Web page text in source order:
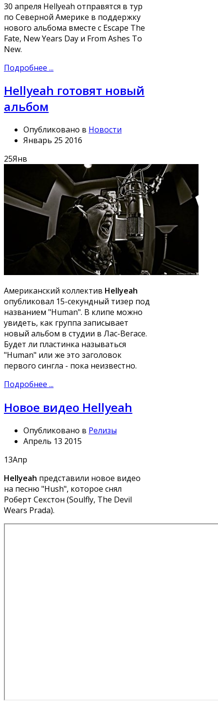
30 апреля Hellyeah отправятся в тур
по Северной Америке в поддержку
нового альбома вместе с Escape The
Fate, New Years Day и From Ashes To
New.
Подробнее ...
Hellyeah готовят новый
альбом
Опубликовано в Новости
Январь 25 2016
25Янв
Американский коллектив Hellyeah
опубликовал 15-секундный тизер под
названием "Human". В клипе можно
увидеть, как группа записывает
новый альбом в студии в Лас-Вегасе.
Будет ли пластинка называться
"Human" или же это заголовок
первого сингла - пока неизвестно.
Подробнее ...
Новое видео Hellyeah
Опубликовано в Релизы
Апрель 13 2015
13Апр
Hellyeah представили новое видео
на песню "Hush", которое снял
Роберт Секстон (Soulfly, The Devil
Wears Prada).